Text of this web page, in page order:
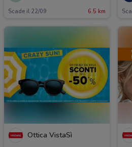
Scade il 22/09 6.5 km
Ottica VistaSì